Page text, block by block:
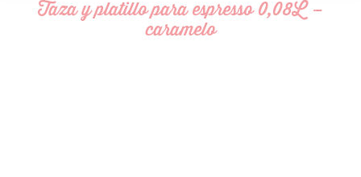
Taza y platillo para espresso 0,08L –
caramelo